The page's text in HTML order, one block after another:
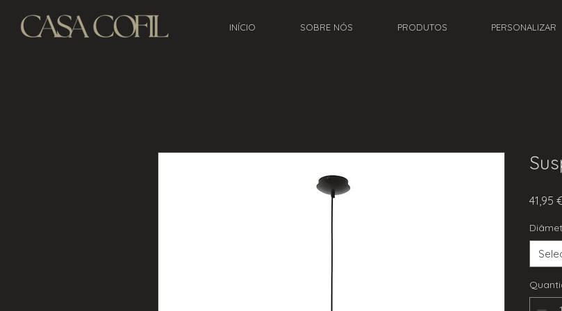
INÍCIO SOBRE NÓS PRODUTOS PERSONALIZAR
41,95